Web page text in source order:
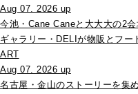
Aug 07. 2026 up
今池・Cane Caneと大大大の2
ギャラリー・DELIが物販とフー
ART
Aug 07. 2026 up
名古屋・金山のストーリーを集